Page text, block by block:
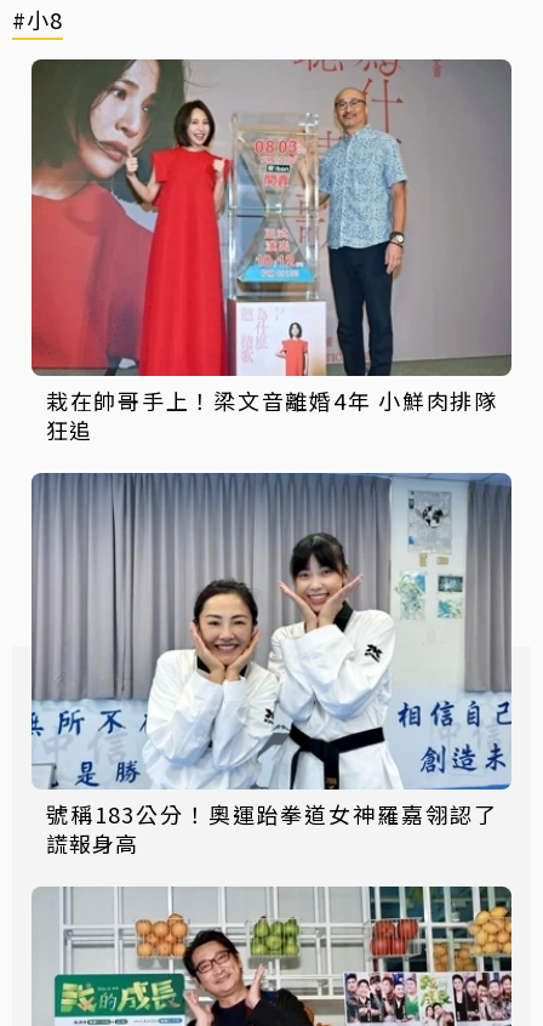
#小8
栽在帥哥手上！梁文音離婚4年 小鮮肉排隊
狂追
號稱183公分！奧運跆拳道女神羅嘉翎認了
謊報身高